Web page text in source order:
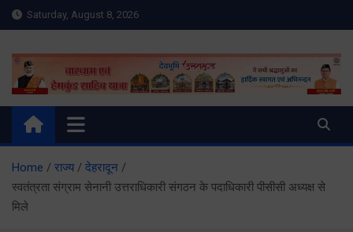
Skip
to
Saturday, August 8, 2026
Meru Raibar | Uttarakhand
News | Uttarkashi News
meruraibar.com
Home राज्य
देहरादून
स्वतंत्रता संग्राम सेनानी उत्तराधिकारी संगठन के पदाधिकारी पीसीसी अध्यक्ष से
मिले